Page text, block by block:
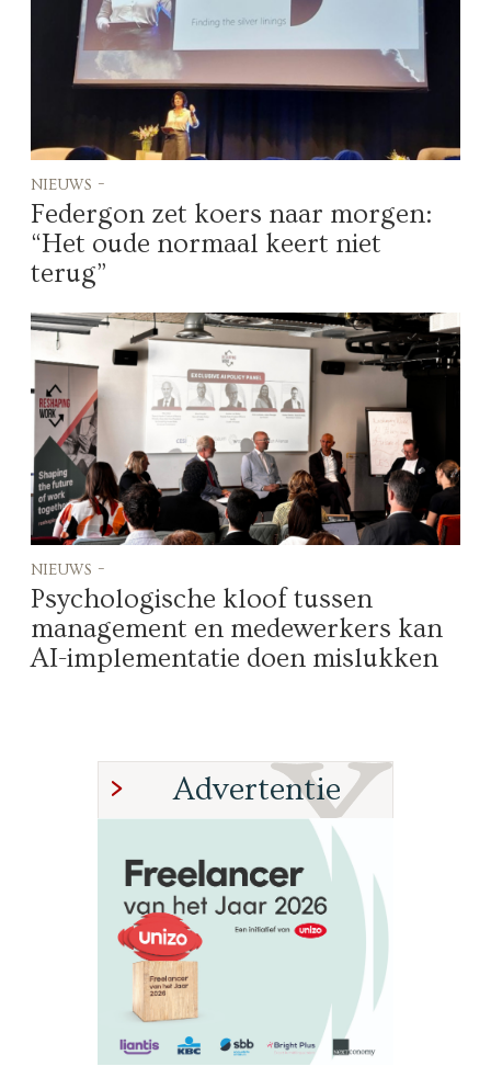
nieuws -
Federgon zet koers naar morgen:
“Het oude normaal keert niet
terug”
nieuws -
Psychologische kloof tussen
management en medewerkers kan
AI-implementatie doen mislukken
Advertentie